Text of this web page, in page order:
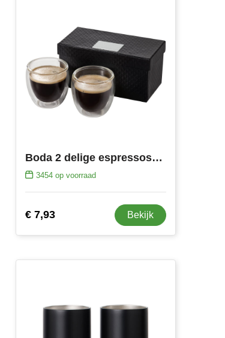
Boda 2 delige espressoset van glas
3454 op voorraad
€ 7,93 Bekijk